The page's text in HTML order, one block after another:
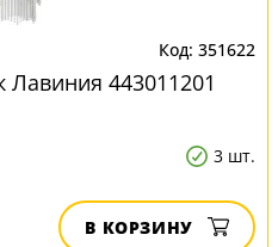
351622
Лавиния 443011201
3 шт.
В КОРЗИНУ